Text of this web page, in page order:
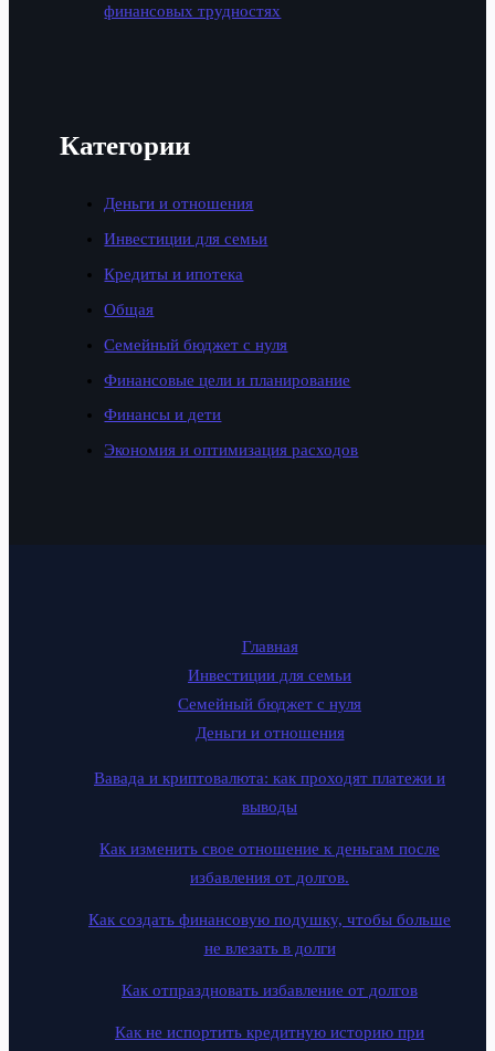
финансовых трудностях
Категории
Деньги и отношения
Инвестиции для семьи
Кредиты и ипотека
Общая
Семейный бюджет с нуля
Финансовые цели и планирование
Финансы и дети
Экономия и оптимизация расходов
Главная
Инвестиции для семьи
Семейный бюджет с нуля
Деньги и отношения
Вавада и криптовалюта: как проходят платежи и
выводы
Как изменить свое отношение к деньгам после
избавления от долгов.
Как создать финансовую подушку, чтобы больше
не влезать в долги
Как отпраздновать избавление от долгов
Как не испортить кредитную историю при